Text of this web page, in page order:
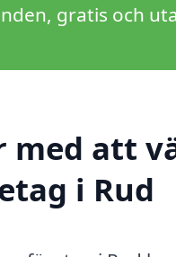
gratis och
med att
i Rud